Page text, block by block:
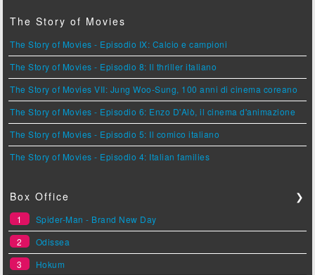
The Story of Movies
The Story of Movies - Episodio IX: Calcio e campioni
The Story of Movies - Episodio 8: Il thriller italiano
The Story of Movies VII: Jung Woo-Sung, 100 anni di cinema coreano
The Story of Movies - Episodio 6: Enzo D'Alò, il cinema d'animazione
The Story of Movies - Episodio 5: Il comico italiano
The Story of Movies - Episodio 4: Italian families
Box Office ❯
1
Spider-Man - Brand New Day
2
Odissea
3
Hokum